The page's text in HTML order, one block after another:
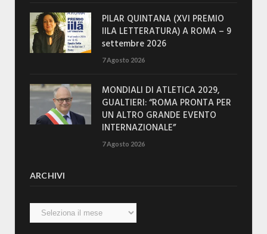
PILAR QUINTANA (XVI PREMIO
IILA LETTERATURA) A ROMA – 9
settembre 2026
7 Agosto 2026
MONDIALI DI ATLETICA 2029,
GUALTIERI: “ROMA PRONTA PER
UN ALTRO GRANDE EVENTO
INTERNAZIONALE”
7 Agosto 2026
ARCHIVI
Archivi